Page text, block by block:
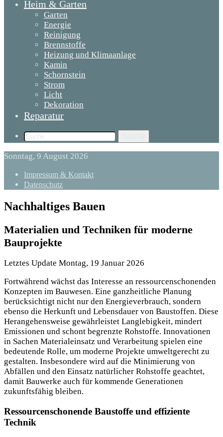
Heim & Garten
Garten
Energie
Reinigung
Brennstoffe
Heizung und Klimaanlage
Kamin
Schornstein
Strom
Licht
Dekoration
Reparatur
Sonntag, 9 August 2026
Impressum & Kontakt
Datenschutz
Nachhaltiges Bauen
Materialien und Techniken für moderne
Bauprojekte
Letztes Update Montag, 19 Januar 2026
Fortwährend wächst das Interesse an ressourcenschonenden
Konzepten im Bauwesen. Eine ganzheitliche Planung
berücksichtigt nicht nur den Energieverbrauch, sondern
ebenso die Herkunft und Lebensdauer von Baustoffen. Diese
Herangehensweise gewährleistet Langlebigkeit, mindert
Emissionen und schont begrenzte Rohstoffe. Innovationen
in Sachen Materialeinsatz und Verarbeitung spielen eine
bedeutende Rolle, um moderne Projekte umweltgerecht zu
gestalten. Insbesondere wird auf die Minimierung von
Abfällen und den Einsatz natürlicher Rohstoffe geachtet,
damit Bauwerke auch für kommende Generationen
zukunftsfähig bleiben.
Ressourcenschonende Baustoffe und effiziente
Technik